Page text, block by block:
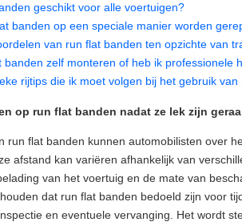
geschikt voor alle voertuigen?
banden op een speciale manier worden
van run flat banden ten opzichte van
banden zelf monteren of heb ik professionele
rijtips die ik moet volgen bij het gebruik
op run flat banden nadat ze lek zijn
run flat banden kunnen automobilisten over
afstand kan variëren afhankelijk van
van het voertuig en de mate van
dat run flat banden bedoeld zijn voor
en eventuele vervanging. Het wordt